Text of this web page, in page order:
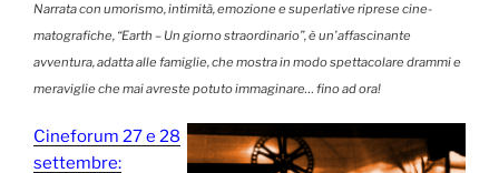
Narrata con umorismo, intimità, emozione e superlative riprese cine­
matografiche, “Earth – Un giorno straordinario”, è un’affascinante
avventura, adatta alle famiglie, che mostra in modo spettacolare drammi e
meraviglie che mai avreste potuto immaginare… fino ad ora!
Cineforum 27 e 28
settembre: